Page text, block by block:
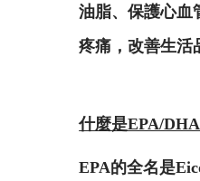
油脂、保護心血
疼痛，改善生活
什麼是EPA/
EPA的全名是